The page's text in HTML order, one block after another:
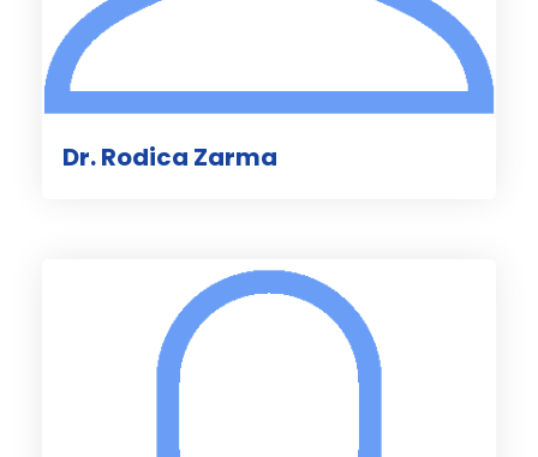
Dr. Rodica Zarma